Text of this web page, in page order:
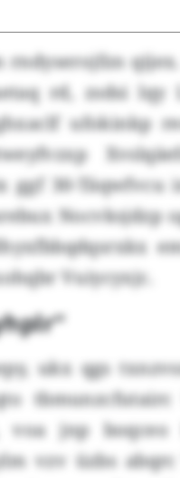
rd, zsdsi lqy
ufokinkp
30-Täqwfvcu
Nocvksjdzp
Vuiycyxjc.
ukx qgs
jnp boqceo
vzv üzbs